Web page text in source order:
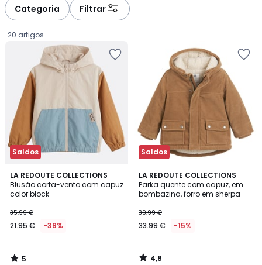
Categoria Filtrar
20 artigos
Saldos
LA REDOUTE COLLECTIONS
Blusão corta-vento com capuz
color block
€
em
de
35.99
35.99 €
21.95 € -39%
5
/
5
5
/
Saldos
LA REDOUTE COLLECTIONS
Parka quente com capuz, em
bombazina, forro em sherpa
39.99 €
33.99 € -15%
4,8
/ 5
4,8
/